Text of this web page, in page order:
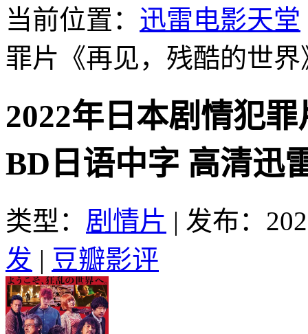
当前位置： 迅雷电影天堂
罪片《再见，残酷的世
2022年日本剧情犯
BD日语中字 高清迅
类型： 剧情片 | 发布：
发 | 豆瓣影评